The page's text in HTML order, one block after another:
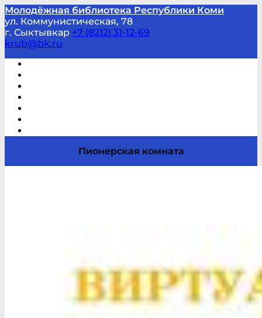
Молодёжная библиотека Республики Коми
ул. Коммунистическая, 78
г. Сыктывкар +7 (8212) 31-12-69
krub@bk.ru
Пионерская комната